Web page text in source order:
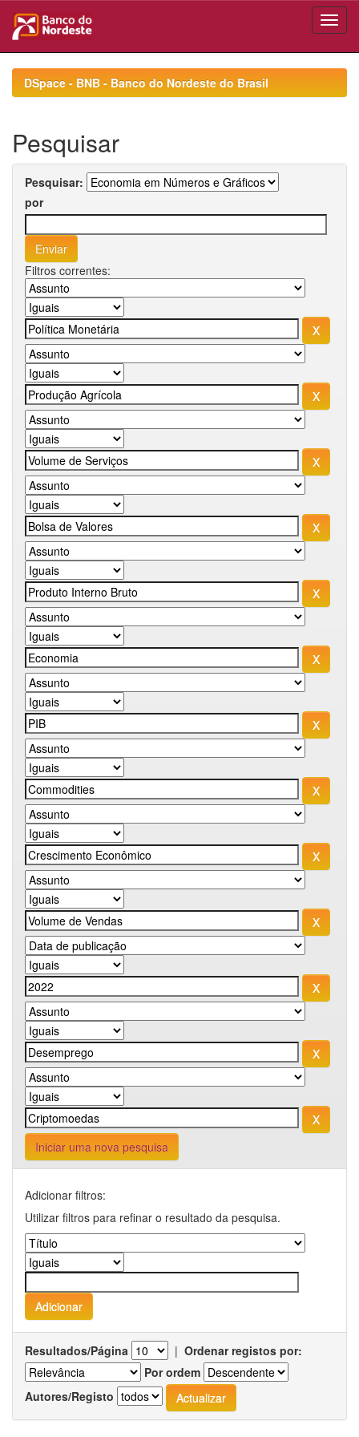
navigationDSpace - BNB - Banco do Nordeste do Brasil
Pesquisar
Pesquisar:
por
Filtros correntes:
Iniciar uma nova pesquisa
Adicionar filtros:
Utilizar filtros para refinar o resultado da pesquisa.
Resultados/Página | Ordenar registos por:
Por ordem
Autores/Registo